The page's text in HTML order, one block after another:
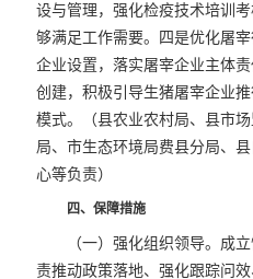
设与管理，强化检疫技术培训
够满足工作需要。四是优化屠
企业设置，落实屠宰企业主体
创建，积极引导生猪屠宰企业
模式。（县农业农村局、县市
局、市生态环境局费县分局、
心等负责）
四、保障措施
（一）强化组织领导。成
责推动政策落地、强化跟踪问